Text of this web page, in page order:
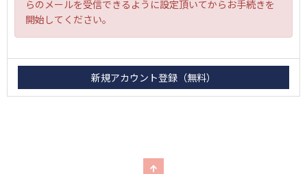
らのメールを受信できるように設定頂いてからお手続きを
開始してください。